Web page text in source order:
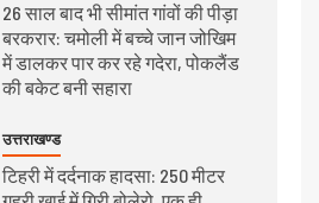
26 साल बाद भी सीमांत गांवों की पीड़ा
बरकरार: चमोली में बच्चे जान जोखिम
में डालकर पार कर रहे गदेरा, पोकलैंड
की बकेट बनी सहारा
उत्तराखण्ड
टिहरी में दर्दनाक हादसा: 250 मीटर